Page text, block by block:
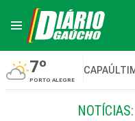
7º
PORTO ALEGRE
CAPA
NOTÍCIAS: